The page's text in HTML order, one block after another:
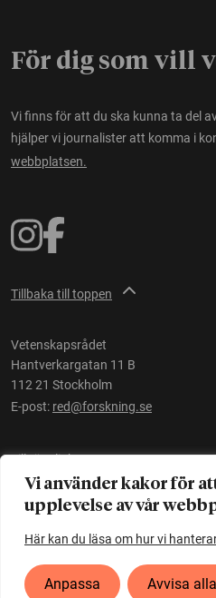
Vi använder kakor för
upplevelse av vår
Här kan du läsa om hur vi
Anpassa Avvisa alla
För dig som vill
Vi finns för att du ska kunna ta del
hjälper vi journalister att komma i
webbplatsen.
Tillbaka till toppen
Vetenskapsrådet
Hantverkargatan 11 B
112 21 Stockholm
E-post: red@forskning.se
Tillgänglighet
Ett initiativ avVetenskapsrådet